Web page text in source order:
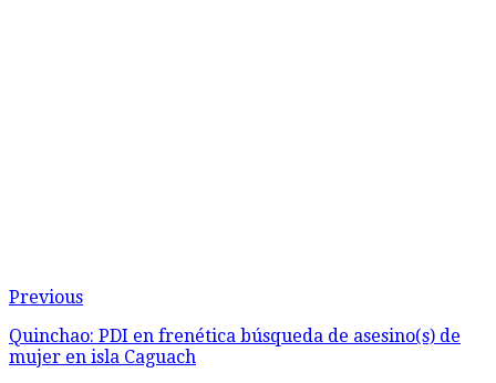
Previous
Quinchao: PDI en frenética búsqueda de asesino(s) de
mujer en isla Caguach